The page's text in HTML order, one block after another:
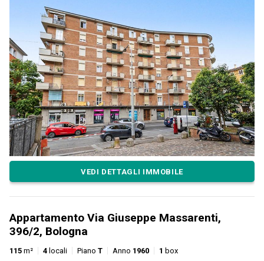
VEDI DETTAGLI IMMOBILE
Appartamento Via Giuseppe Massarenti,
396/2, Bologna
115 m² 4 locali Piano T Anno 1960 1 box